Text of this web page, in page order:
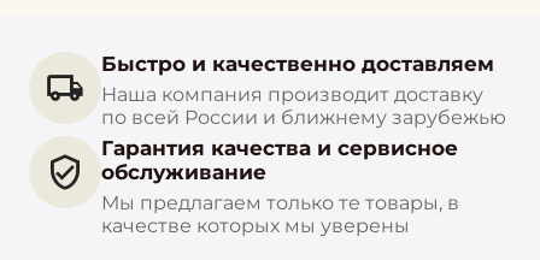
Быстро и качественно доставляем
Наша компания производит доставку
по всей России и ближнему зарубежью
Гарантия качества и сервисное
обслуживание
Мы предлагаем только те товары, в
качестве которых мы уверены